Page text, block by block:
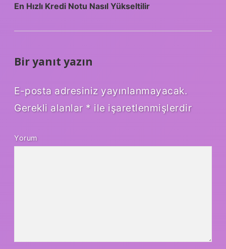
En Hızlı Kredi Notu Nasıl Yükseltilir
Bir yanıt yazın
E-posta adresiniz yayınlanmayacak.
Gerekli alanlar * ile işaretlenmişlerdir
Yorum